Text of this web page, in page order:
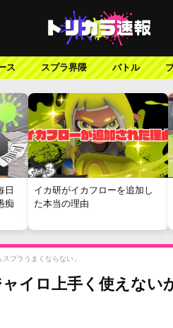
ス スプラ界隈 バトル
日
痴
イカ研がイカフローを追加し
た本当の理由
プラうまくならない」
ャイロ上手く使えない